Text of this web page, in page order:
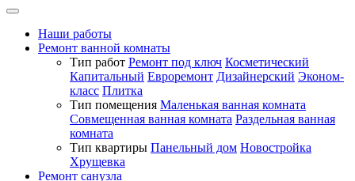
Наши работы
Ремонт ванной комнаты
Тип работ Ремонт под ключ Косметический
Капитальный Евроремонт Дизайнерский Эконом-
класс Плитка
Тип помещения Маленькая ванная комната
Совмещенная ванная комната Раздельная ванная
комната
Тип квартиры Панельный дом Новостройка
Хрущевка
Ремонт санузла